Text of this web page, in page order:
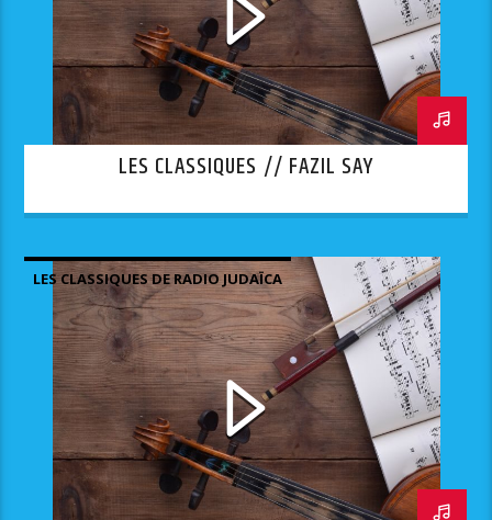
LES CLASSIQUES // FAZIL SAY
LES CLASSIQUES DE RADIO JUDAÏCA